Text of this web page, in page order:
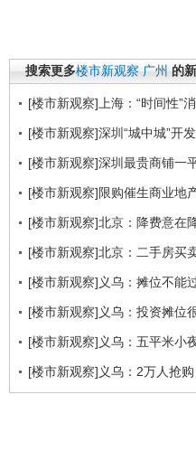
搜索更多楼市新观察 广州 的
[楼市新观察]上海：“时间性”
[楼市新观察]深圳“城中城”开
[楼市新观察]深圳最贵商铺一
[楼市新观察]限购催生商业地
[楼市新观察]北京：降费意在
[楼市新观察]北京：二手房买
[楼市新观察]义乌：摊位不能
[楼市新观察]义乌：投资摊位
[楼市新观察]义乌：五平米小
[楼市新观察]义乌：2万人抢